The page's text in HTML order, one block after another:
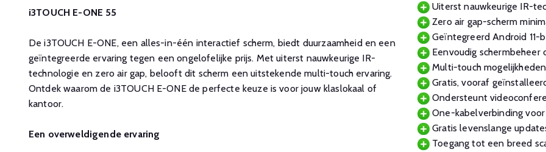
i3TOUCH E-ONE 55
De i3TOUCH E-ONE, een alles-in-één interactief scherm, biedt duurzaamheid en een
geïntegreerde ervaring tegen een ongelofelijke prijs. Met uiterst nauwkeurige IR-
technologie en zero air gap, belooft dit scherm een uitstekende multi-touch ervaring.
Ontdek waarom de i3TOUCH E-ONE de perfecte keuze is voor jouw klaslokaal of
kantoor.
Een overweldigende ervaring
Uiterst nauwkeurige IR-
Zero air gap-scherm
Geïntegreerd Android
Eenvoudig
Multi-touch
Gratis, vooraf
Ondersteunt
One-kabelverbinding
Gratis levenslange
Toegang tot een breed